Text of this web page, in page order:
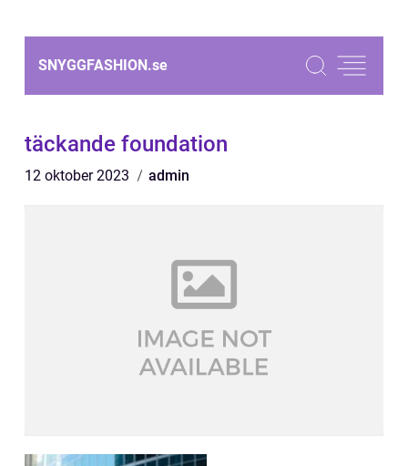
SNYGGFASHION.se
täckande foundation
12 oktober 2023 admin